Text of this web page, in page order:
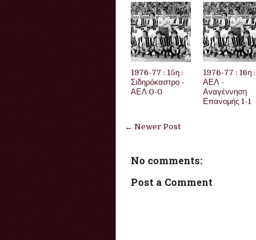
1976-77 : 15η :
Σιδηρόκαστρο -
ΑΕΛ 0-0
1976-77 : 16η :
ΑΕΛ -
Αναγέννηση
Επανομής 1-1
← Newer Post
No comments:
Post a Comment